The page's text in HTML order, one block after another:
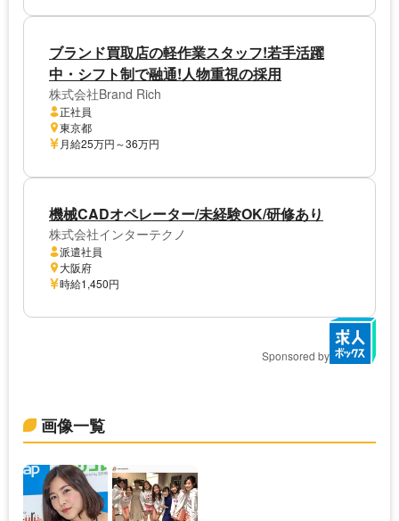
ブランド買取店の軽作業スタッフ!若手活躍
中・シフト制で融通!人物重視の採用
株式会社Brand Rich
正社員
東京都
月給25万円～36万円
機械CADオペレーター/未経験OK/研修あり
株式会社インターテクノ
派遣社員
大阪府
時給1,450円
Sponsored by
画像一覧